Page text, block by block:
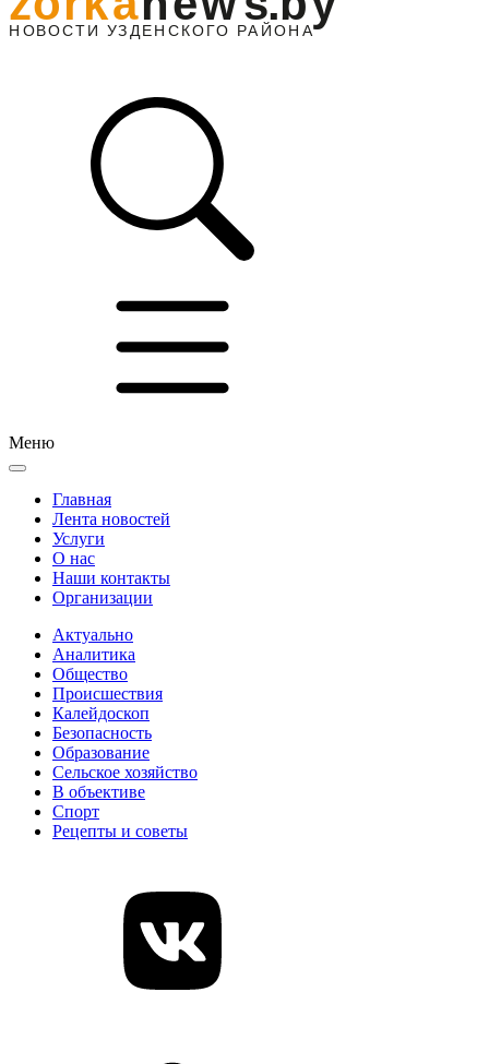
Меню
Главная
Лента новостей
Услуги
О нас
Наши контакты
Организации
Актуально
Аналитика
Общество
Происшествия
Калейдоскоп
Безопасность
Образование
Сельское хозяйство
В объективе
Спорт
Рецепты и советы